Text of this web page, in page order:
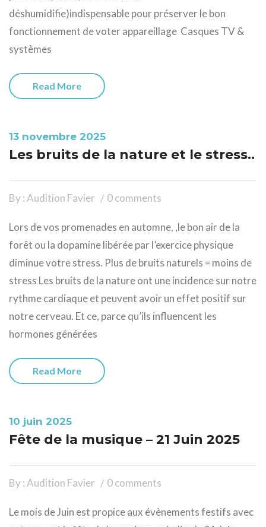
déshumidifie)indispensable pour préserver le bon
fonctionnement de voter appareillage Casques TV &
systèmes
Read More
13 novembre 2025
Les bruits de la nature et le stress..
By : Audition Favier 0 comments
Lors de vos promenades en automne, ,le bon air de la
forêt ou la dopamine libérée par l’exercice physique
diminue votre stress. Plus de bruits naturels = moins de
stress Les bruits de la nature ont une incidence sur notre
rythme cardiaque et peuvent avoir un effet positif sur
notre cerveau. Et ce, parce qu’ils influencent les
hormones générées
Read More
10 juin 2025
Fête de la musique – 21 Juin 2025
By : Audition Favier 0 comments
Le mois de Juin est propice aux évènements festifs avec